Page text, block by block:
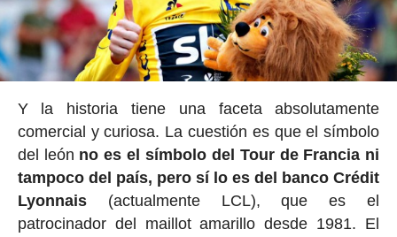
Y la historia tiene una faceta absolutamente
comercial y curiosa. La cuestión es que el símbolo
del león no es el símbolo del Tour de Francia ni
tampoco del país, pero sí lo es del banco Crédit
Lyonnais(actualmente LCL), que es el
patrocinador del maillot amarillo desde 1981. El